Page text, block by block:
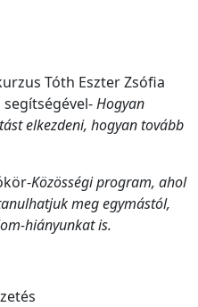
Tóth Eszter Zsófia
Hogyan
elkezdeni, hogyan tovább
Közösségi program, ahol
meg egymástól,
hiányunkat is.